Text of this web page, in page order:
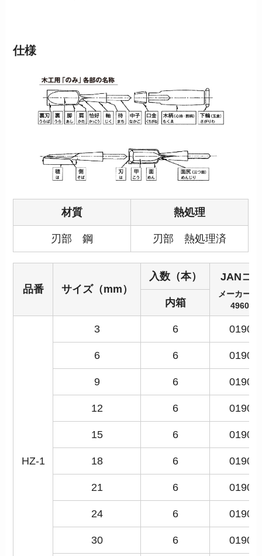
仕様
材質 熱処理
刃部 鋼 刃部 熱処理済
品番 サイズ（mm）
入数（本） JANコ
メーカーコ
内箱
HZ-1
3 6
6 6
9 6
12 6
15 6
18 6
21 6
24 6
30 6